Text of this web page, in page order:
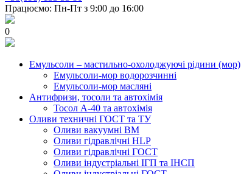
Працюємо: Пн-Пт з 9:00 до 16:00
0
Емульсоли – мастильно-охолоджуючі рідини (мор)
Емульсоли-мор водорозчинні
Емульсоли-мор масляні
Антифризи, тосоли та автохімія
Тосол А-40 та автохімія
Оливи техничні ГОСТ та ТУ
Оливи вакуумні ВМ
Оливи гідравлічні HLP
Оливи гідравлічні ГОСТ
Оливи індустріальні ІГП та ІНСП